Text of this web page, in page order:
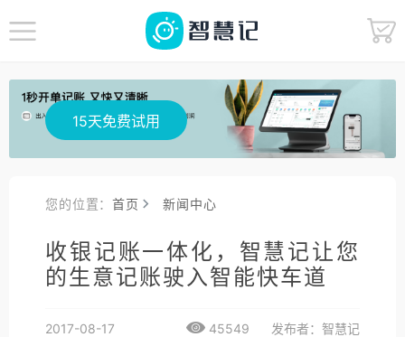
15天免费试用
您的位置：首页 新闻中心
收银记账一体化，智慧记让您
的生意记账驶入智能快车道
2017-08-17 45549 发布者：智慧记